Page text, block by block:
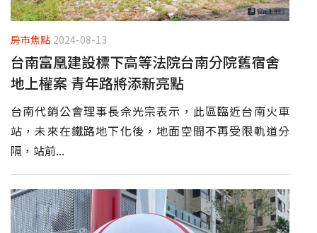
房市焦點 2024-08-13
台南富凰建設標下高等法院台南分院舊宿舍
地上權案 青年路將添新亮點
台南代銷公會理事長佘光宗表示，此區臨近台南火車
站，未來在鐵路地下化後，地面空間不再受限軌道分
隔，站前...